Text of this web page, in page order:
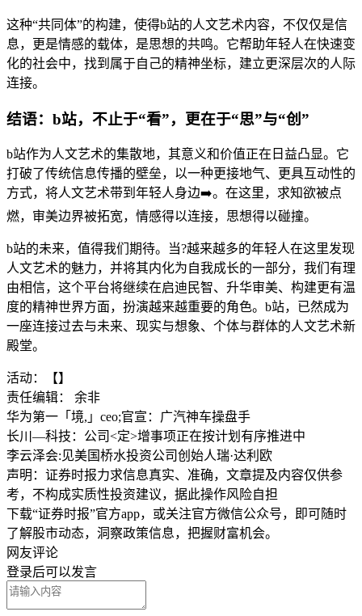
这种“共同体”的构建，使得b站的人文艺术内容，不仅仅是信
息，更是情感的载体，是思想的共鸣。它帮助年轻人在快速变
化的社会中，找到属于自己的精神坐标，建立更深层次的人际
连接。
结语：b站，不止于“看”，更在于“思”与“创”
b站作为人文艺术的集散地，其意义和价值正在日益凸显。它
打破了传统信息传播的壁垒，以一种更接地气、更具互动性的
方式，将人文艺术带到年轻人身边➡️。在这里，求知欲被点
燃，审美边界被拓宽，情感得以连接，思想得以碰撞。
b站的未来，值得我们期待。当?越来越多的年轻人在这里发现
人文艺术的魅力，并将其内化为自我成长的一部分，我们有理
由相信，这个平台将继续在启迪民智、升华审美、构建更有温
度的精神世界方面，扮演越来越重要的角色。b站，已然成为
一座连接过去与未来、现实与想象、个体与群体的人文艺术新
殿堂。
活动：【】
责任编辑： 余非
华为第一「境,」ceo;官宣：广汽神车操盘手
长川—科技：公司<定>增事项正在按计划有序推进中
李云泽会:见美国桥水投资公司创始人瑞·达利欧
声明：证券时报力求信息真实、准确，文章提及内容仅供参
考，不构成实质性投资建议，据此操作风险自担
下载“证券时报”官方app，或关注官方微信公众号，即可随时
了解股市动态，洞察政策信息，把握财富机会。
网友评论
登录后可以发言